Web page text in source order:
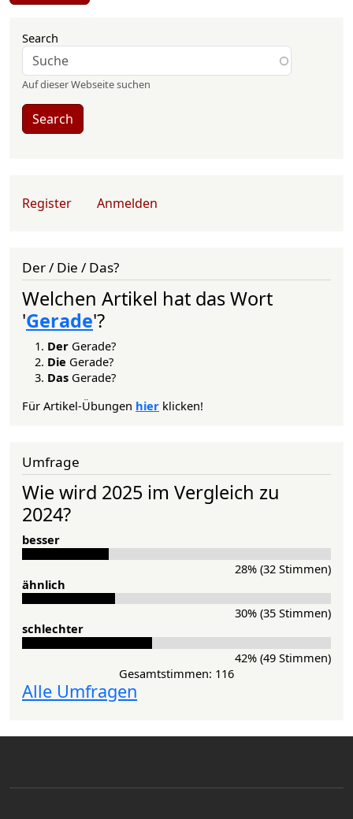
Search
Auf dieser Webseite suchen
Search
User account menu
Register Anmelden
Der / Die / Das?
Welchen Artikel hat das Wort
'Gerade'?
Der Gerade?
Die Gerade?
Das Gerade?
Für Artikel-Übungen hier klicken!
Umfrage
Wie wird 2025 im Vergleich zu
2024?
besser
28% (32 Stimmen)
ähnlich
30% (35 Stimmen)
schlechter
42% (49 Stimmen)
Gesamtstimmen: 116
Alle Umfragen